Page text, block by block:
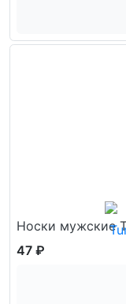
Носки мужские
47 ₽